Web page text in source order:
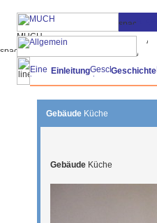
Einleitung Geschichte
Gebäude Küche
Gebäude Küche